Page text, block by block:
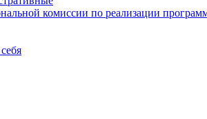
комиссии по реализации